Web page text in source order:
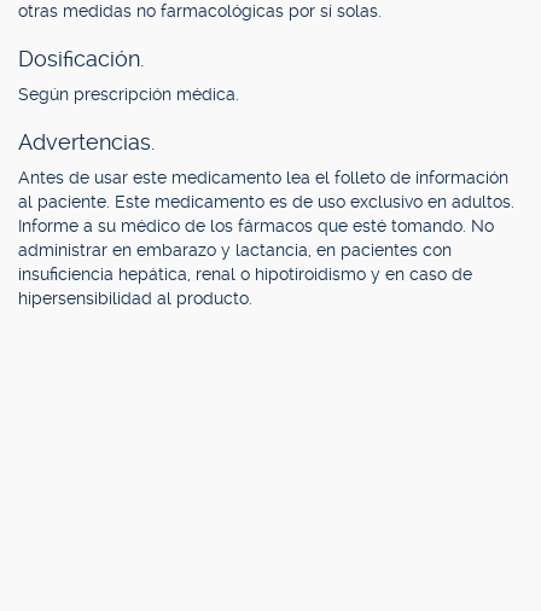
otras medidas no farmacológicas por sí solas.
Dosificación.
Según prescripción médica.
Advertencias.
Antes de usar este medicamento lea el folleto de información
al paciente. Este medicamento es de uso exclusivo en adultos.
Informe a su médico de los fármacos que esté tomando. No
administrar en embarazo y lactancia, en pacientes con
insuficiencia hepática, renal o hipotiroidismo y en caso de
hipersensibilidad al producto.